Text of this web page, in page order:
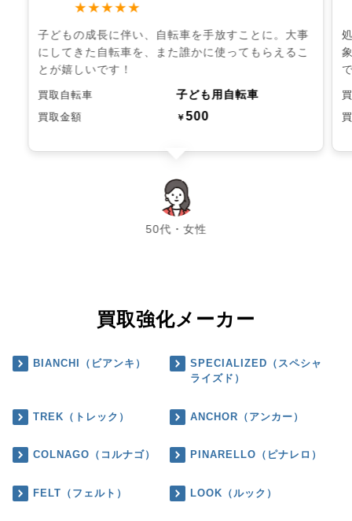
★★★★★
子どもの成長に伴い、自転車を手放すことに。大事
にしてきた自転車を、また誰かに使ってもらえるこ
とが嬉しいです！
買取自転車 子ども用自転車
買取金額 ￥500
50代・女性
chevron_left chevron_right
買取強化メーカー
BIANCHI（ビアンキ）
SPECIALIZED（スペシャ
ライズド）
TREK（トレック） ANCHOR（アンカー）
COLNAGO（コルナゴ） PINARELLO（ピナレロ）
FELT（フェルト） LOOK（ルック）